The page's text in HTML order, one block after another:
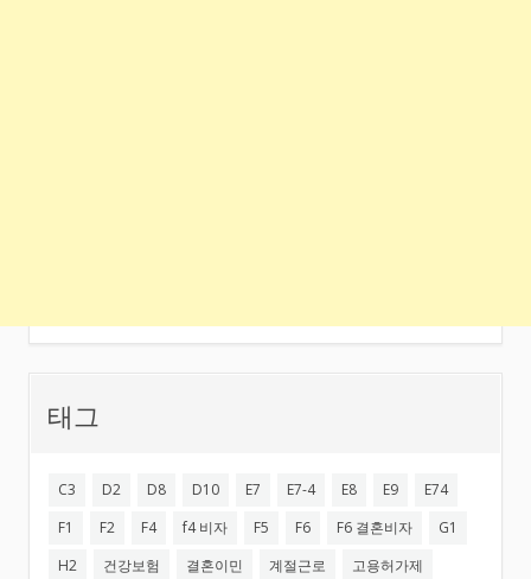
태그
C3 D2 D8 D10 E7 E7-4 E8 E9
E74
F1
F2 F4 f4 비자 F5 F6 F6 결혼비자
G1
H2
건강보험 결혼이민 계절근로
고용허가제